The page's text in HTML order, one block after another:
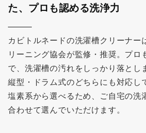
た、プロも認める洗浄力
カビトルネードの洗濯槽クリーナー
リーニング協会が監修・推奨。プロ
で、洗濯槽の汚れをしっかり落とし
縦型・ドラム式のどちらにも対応し
塩素系から選べるため、ご自宅の洗
合わせて選んでいただけます。